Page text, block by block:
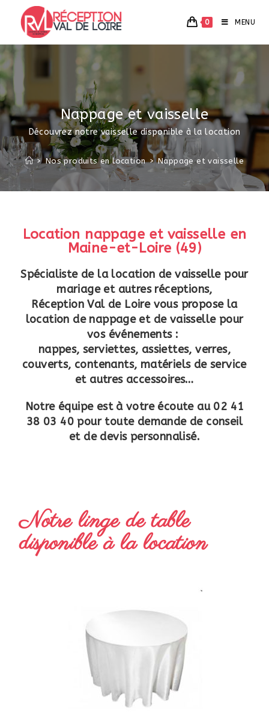
0 MENU
Nappage et vaisselle
Découvrez notre vaisselle disponible à la location
> Nos produits en location > Nappage et vaisselle
Location nappage et vaisselle en
Maine-et-Loire (49)
Spécialiste de la location de vaisselle pour
mariage et autres réceptions,
Réception Val de Loire vous propose la
location de nappage et de vaisselle pour
vos événements :
nappes, serviettes, assiettes, verres,
couverts, contenants, matériels de service
et autres accessoires…
Notre équipe est à votre écoute au 02 41
38 03 40 pour toute demande de conseil
et de devis personnalisé.
Notre linge de table
disponible à la location